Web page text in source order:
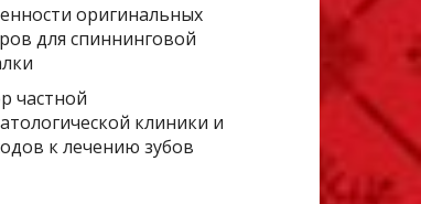
оригинальных
для спиннинговой
частной
клиники и
к лечению зубов